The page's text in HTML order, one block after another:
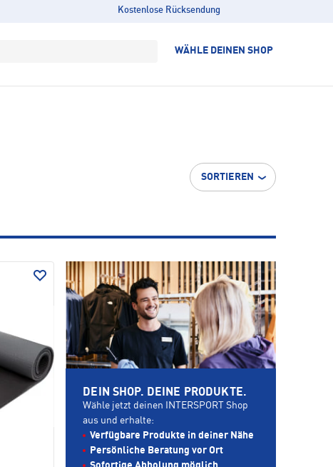
Kostenlose Rücksendung
WÄHLE DEINEN SHOP
SORTIEREN
DEIN SHOP. DEINE PRODUKTE.
Wähle jetzt deinen INTERSPORT Shop
aus und erhalte:
Verfügbare Produkte in deiner Nähe
Persönliche Beratung vor Ort